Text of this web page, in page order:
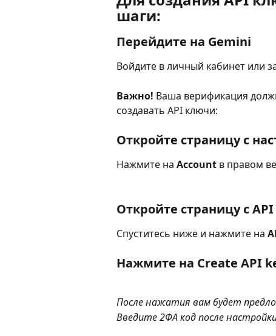
шаги:
Перейдите на Gemini
Войдите в личный кабинет или
Важно! Ваша верификация
создавать API ключи:
Откройте страницу с
Нажмите на Account в правом
Откройте страницу с API
Спуститесь ниже и нажмите на
Нажмите на Create API
После нажатия вам будет
Введите 2ФА код после